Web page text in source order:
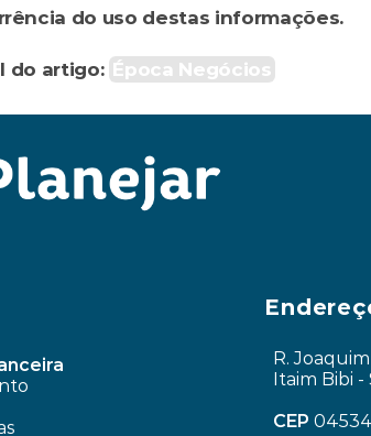
do uso destas informações.
do artigo: Época Negócios
R.
Itaim Bibi -
CEP